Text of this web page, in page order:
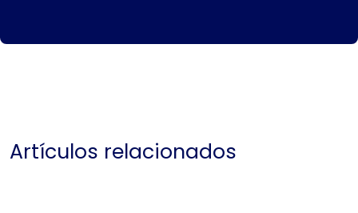
Artículos relacionados